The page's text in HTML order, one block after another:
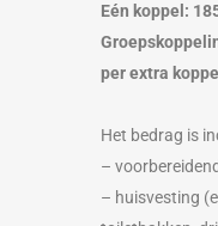
Eén koppel:
per extra
Het bedrag is
–
– huisvesting